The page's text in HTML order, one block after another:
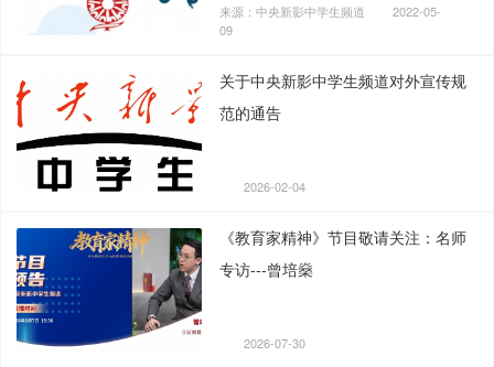
来源：中央新影中学生频道
2022-05-
09
关于中央新影中学生频道对外宣传规
范的通告
2026-02-04
《教育家精神》节目敬请关注：名师
专访---曾培燊
2026-07-30